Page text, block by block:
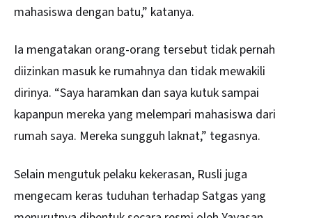
mahasiswa dengan batu,” katanya.
Ia mengatakan orang-orang tersebut tidak pernah
diizinkan masuk ke rumahnya dan tidak mewakili
dirinya. “Saya haramkan dan saya kutuk sampai
kapanpun mereka yang melempari mahasiswa dari
rumah saya. Mereka sungguh laknat,” tegasnya.
Selain mengutuk pelaku kekerasan, Rusli juga
mengecam keras tuduhan terhadap Satgas yang